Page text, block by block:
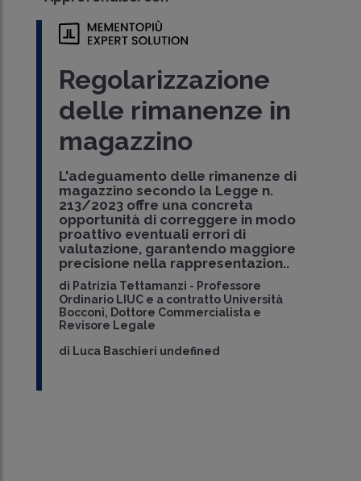
Regolarizzazione
delle rimanenze in
magazzino
L'adeguamento delle rimanenze di
magazzino secondo la Legge n.
213/2023 offre una concreta
opportunità di correggere in modo
proattivo eventuali errori di
valutazione, garantendo maggiore
precisione nella rappresentazion..
di Patrizia Tettamanzi - Professore
Ordinario LIUC e a contratto Università
Bocconi, Dottore Commercialista e
Revisore Legale
di Luca Baschieri undefined